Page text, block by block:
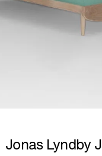
Jonas Lyndby